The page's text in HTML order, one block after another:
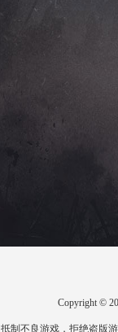
Copyright ©
抵制不良游戏，拒绝盗版